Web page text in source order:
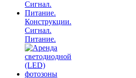
Конструкции.
Сигнал.
Питание.